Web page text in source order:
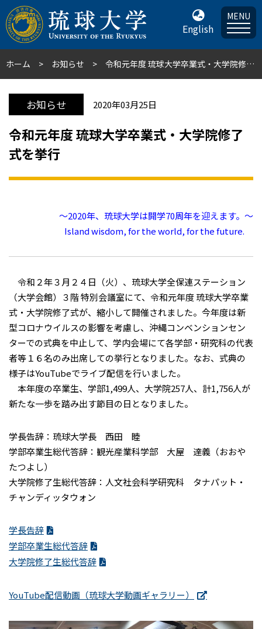
English
MENU
ホーム お知らせ 令和元年度 琉球大学卒業式・大学院修了式を挙行
お知らせ 2020年03月25日
令和元年度 琉球大学卒業式・大学院修了
式を挙行
～2020年、琉球大学は開学70周年を迎えます。～
Island wisdom, for the world, for the future.
令和２年３月２４日（火）、琉球大学全保連ステーション
（大学会館）３階 特別会議室にて、令和元年度 琉球大学卒業
式・大学院修了式が、縮小して開催されました。今年度は新
型コロナウイルスの影響を考慮し、沖縄コンベンションセン
ターでの式典を中止して、学内会場にて各学部・研究科の代表
者等１６名のみ出席しての挙行となりました。なお、式典の
様子はYouTubeでライブ配信を行いました。
本年度の卒業生、学部1,499人、大学院257人、計1,756人が
新たな一歩を踏み出す節目の日となりました。
学長告辞：琉球大学長 西田 睦
学部卒業生総代答辞：観光産業科学部 大屋 達義（おおや
たつよし）
大学院修了生総代答辞：人文社会科学研究科 タナパット・
チャンディッタウォン
学長告辞
学部卒業生総代答辞
大学院修了生総代答辞
YouTube配信動画（琉球大学動画ギャラリー）